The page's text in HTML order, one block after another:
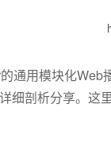
通用模块化Web
细剖析分享。这